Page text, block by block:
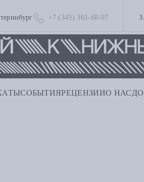
+7 (343) 361-68-07
СОБЫТИЯРЕЦЕНЗИИО НАС